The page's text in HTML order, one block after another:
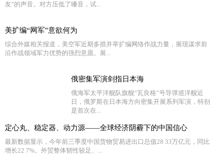
友”的声音。对方压低了嗓音，试...
美扩编“网军”意欲何为
综合外媒相关报道，美空军近期多措并举扩编网络作战力量，展现谋求前
沿作战领域军力优势的强烈意愿。展...
俄密集军演剑指日本海
俄海军太平洋舰队旗舰“瓦良格”号导弹巡洋舰近
日，俄罗斯在日本海方向密集开展系列军演，特别
是首次在...
定心丸、稳定器、动力源——全球经济阴霾下的中国信心
最新数据显示，今年前三季度中国货物贸易进出口总值28 33万亿元，同比
增长22 7%。外贸整体韧性较足、...